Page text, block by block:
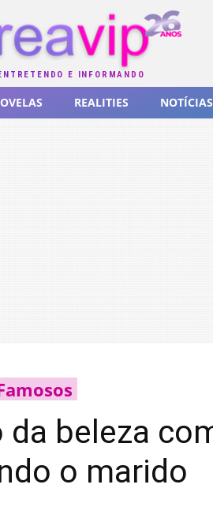
E INFORMANDO
REALITIES NOTÍCIAS
beleza
o marido